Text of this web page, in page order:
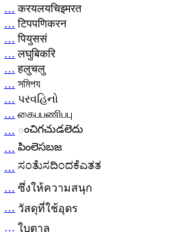
… करयलयचिइमरत
… टिपपणिकरन
… पियुससं
… लघुबिकरि
… हलुचलु
… সমিপয
… પરવહિનો
… கைபபணிபபு
… ంచిగచుడలెదు
… పింలెసబజ
… ಸಂತೆುಸದಿಂದಕೆಎತತ
… ซึ่งให้ความสนุก
… วัสดุที่ใช้อุดร
… ใบตาล